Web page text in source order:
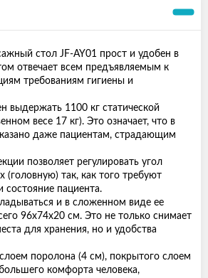
стол JF-AY01 прост и удобен в
отвечает всем предъявляемым к
требованиям гигиены и
выдержать 1100 кг статической
весе 17 кг). Это означает, что в
даже пациентам, страдающим
позволяет регулировать угол
(головную) так, как того требуют
состояние пациента.
и в сложенном виде ее
96х74х20 см. Это не только снимает
для хранения, но и удобства
поролона (4 см), покрытого слоем
комфорта человека,